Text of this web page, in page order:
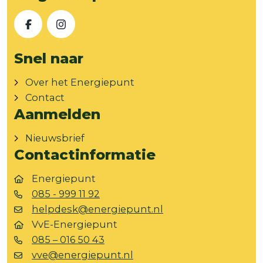
FacebookInstagram
Snel naar
Over het Energiepunt
Contact
Aanmelden
Nieuwsbrief
Contactinformatie
Energiepunt
085 - 999 11 92
helpdesk@energiepunt.nl
VvE-Energiepunt
085 – 016 50 43
vve@energiepunt.nl